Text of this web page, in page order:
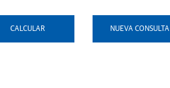
CALCULAR NUEVA CONSULTA